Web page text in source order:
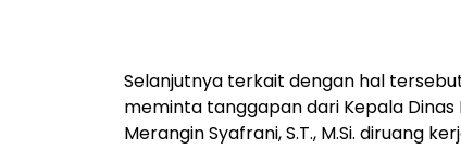
Selanjutnya terkait dengan hal
meminta tanggapan dari Kepala Dinas
Merangin Syafrani, S.T., M.Si. diruang